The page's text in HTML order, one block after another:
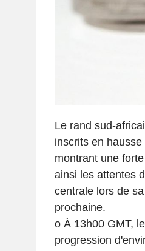
Le rand sud-
inscrits en
montrant une
ainsi les attentes
centrale lors de
prochaine.
o À 13h00 GMT,
progression